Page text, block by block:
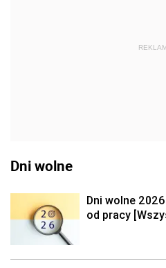
Dni wolne
Dni wolne
od pracy